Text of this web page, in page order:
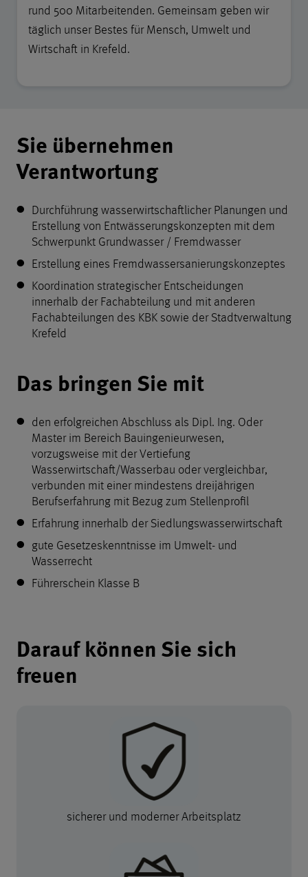
rund 500 Mitarbeitenden. Gemeinsam geben wir
täglich unser Bestes für Mensch, Umwelt und
Wirtschaft in Krefeld.
Aufgaben
Sie übernehmen
Verantwortung
Durchführung wasserwirtschaftlicher Planungen und
Erstellung von Entwässerungskonzepten mit dem
Schwerpunkt Grundwasser / Fremdwasser
Erstellung eines Fremdwassersanierungskonzeptes
Koordination strategischer Entscheidungen
innerhalb der Fachabteilung und mit anderen
Fachabteilungen des KBK sowie der Stadtverwaltung
Krefeld
Profil
Das bringen Sie mit
den erfolgreichen Abschluss als Dipl. Ing. Oder
Master im Bereich Bauingenieurwesen,
vorzugsweise mit der Vertiefung
Wasserwirtschaft/Wasserbau oder vergleichbar,
verbunden mit einer mindestens dreijährigen
Berufserfahrung mit Bezug zum Stellenprofil
Erfahrung innerhalb der Siedlungswasserwirtschaft
gute Gesetzeskenntnisse im Umwelt- und
Wasserrecht
Führerschein Klasse B
Benefits
Darauf können Sie sich
freuen
sicherer und moderner Arbeitsplatz